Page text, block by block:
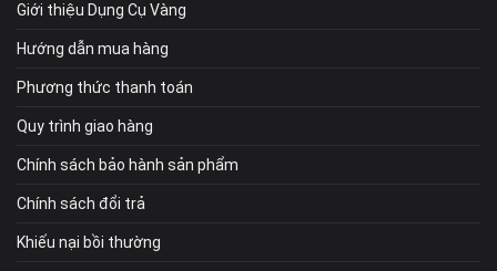
Giới thiệu Dụng Cụ Vàng
Hướng dẫn mua hàng
Phương thức thanh toán
Quy trình giao hàng
Chính sách bảo hành sản phẩm
Chính sách đổi trả
Khiếu nại bồi thường